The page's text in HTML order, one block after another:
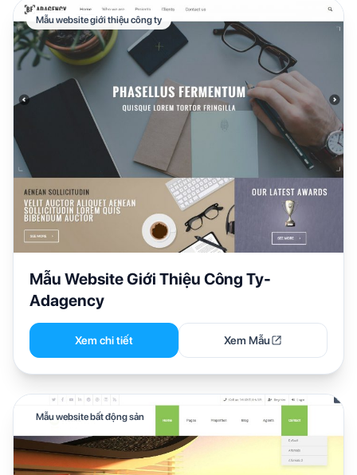
Mẫu website giới thiệu công ty
Mẫu Website Giới Thiệu Công Ty-
Adagency
Xem chi tiết Xem Mẫu
Mẫu website bất động sản